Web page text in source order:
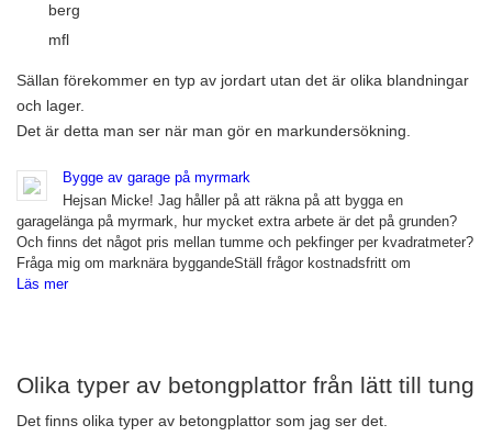
berg
mfl
Sällan förekommer en typ av jordart utan det är olika blandningar
och lager.
Det är detta man ser när man gör en markundersökning.
Bygge av garage på myrmark
Hejsan Micke! Jag håller på att räkna på att bygga en
garagelänga på myrmark, hur mycket extra arbete är det på grunden?
Och finns det något pris mellan tumme och pekfinger per kvadratmeter?
Fråga mig om marknära byggandeStäll frågor kostnadsfritt om
Läs mer
Olika typer av betongplattor från lätt till tung
Det finns olika typer av betongplattor som jag ser det.